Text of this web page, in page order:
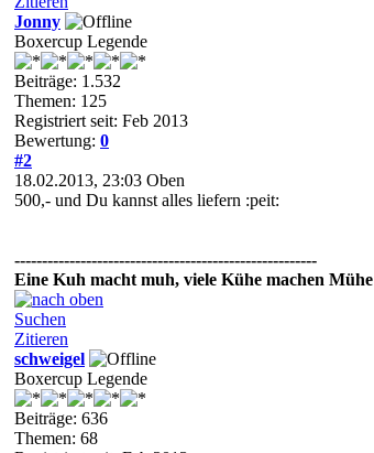
Jonny
Boxercup Legende
Beiträge: 1.532
Themen: 125
Registriert seit: Feb 2013
Bewertung: 0
#2
18.02.2013, 23:03 Oben
500,- und Du kannst alles liefern :peit:
-------------------------------------------------------
Eine Kuh macht muh, viele Kühe machen Mühe
Suchen
Zitieren
schweigel
Boxercup Legende
Beiträge: 636
Themen: 68